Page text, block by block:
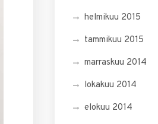
helmikuu 2015
tammikuu 2015
marraskuu 2014
lokakuu 2014
elokuu 2014